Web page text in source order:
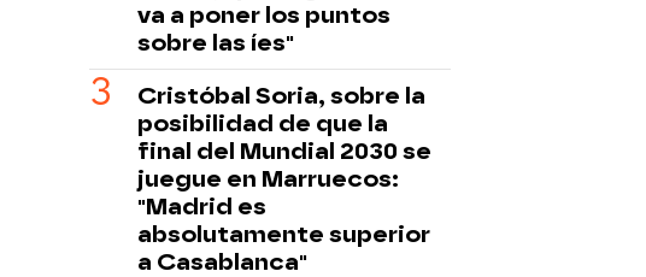
va a poner los puntos
sobre las íes"
Cristóbal Soria, sobre la
posibilidad de que la
final del Mundial 2030 se
juegue en Marruecos:
"Madrid es
absolutamente superior
a Casablanca"